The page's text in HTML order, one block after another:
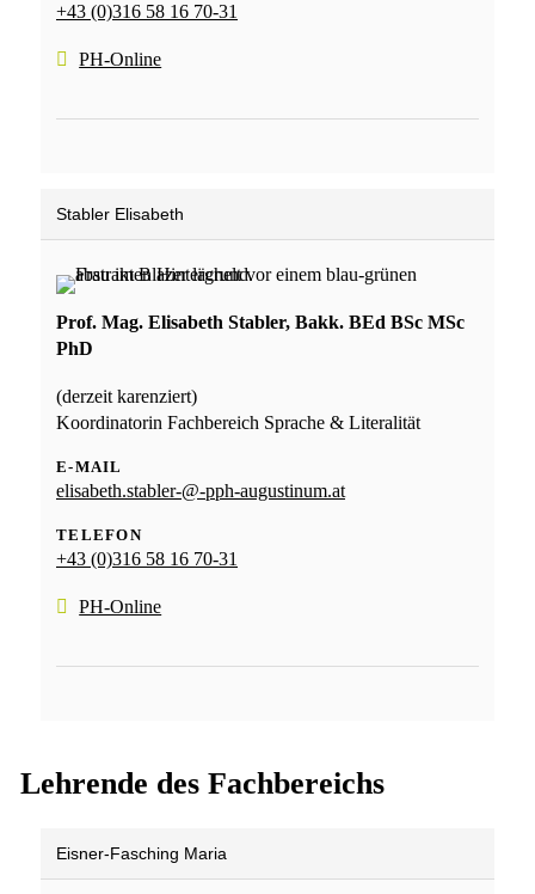
+43 (0)316 58 16 70-31
PH-Online
Stabler Elisabeth
Prof. Mag. Elisabeth Stabler, Bakk. BEd BSc MSc
PhD
(derzeit karenziert)
Koordinatorin Fachbereich Sprache & Literalität
E-MAIL
elisabeth.stabler-@-pph-augustinum.at
TELEFON
+43 (0)316 58 16 70-31
PH-Online
Lehrende des Fachbereichs
Eisner-Fasching Maria